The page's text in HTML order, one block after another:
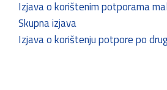
Izjava o korištenim potporama
Skupna izjava
Izjava o korištenju potpore po